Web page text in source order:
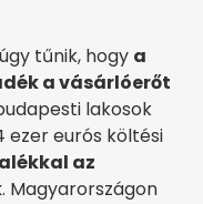
tűnik, hogy a
a vásárlóerőt
lakosok
ezer eurós költési
az
. Magyarországon